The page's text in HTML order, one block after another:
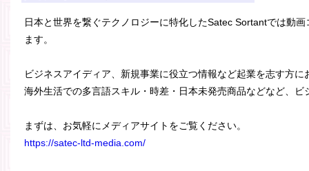
日本と世界を繋ぐテクノロジーに特化したSatec Sortantでは動
ます。
ビジネスアイディア、新規事業に役立つ情報など起業を志す方に
海外生活での多言語スキル・時差・日本未発売商品などなど、
まずは、お気軽にメディアサイトをご覧ください。
https://satec-ltd-media.com/